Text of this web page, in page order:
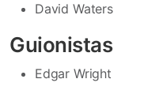
David Waters
Guionistas
Edgar Wright